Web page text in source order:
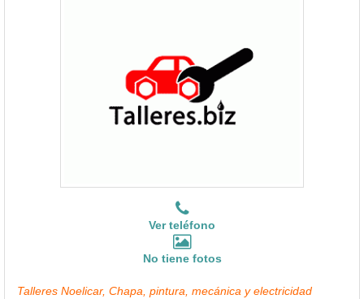
Ver teléfono
No tiene fotos
Talleres Noelicar, Chapa, pintura, mecánica y electricidad